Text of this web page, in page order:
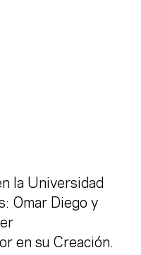
la Universidad
Omar Diego y
en su Creación.